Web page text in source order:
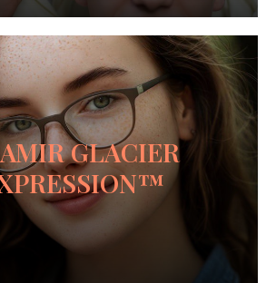
GLACIER